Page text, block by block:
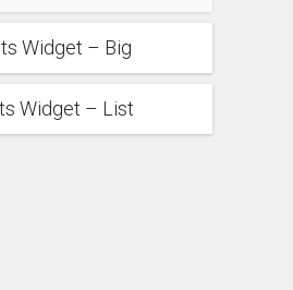
Widget – Big
Widget – List